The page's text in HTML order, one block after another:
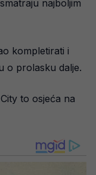
najboljim
kompletirati i
o prolasku dalje.
to osjeća na